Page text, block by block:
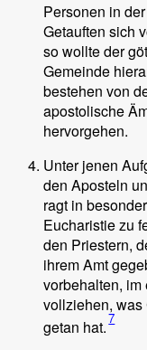
Personen in
Getauften sich
so wollte der
Gemeinde
bestehen von
apostolische
hervorgehen.
Unter jenen
den Aposteln
ragt in
Eucharistie zu
den Priestern,
ihrem Amt
vorbehalten,
vollziehen, was
getan hat.7